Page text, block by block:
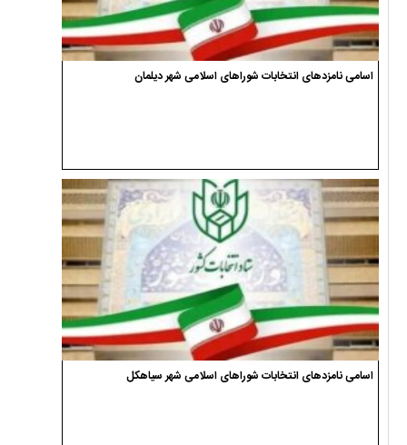
اسامی نامزدهای انتخابات شوراهای اسلامی شهر دیلمان
اسامی نامزدهای انتخابات شوراهای اسلامی شهر سیاهکل